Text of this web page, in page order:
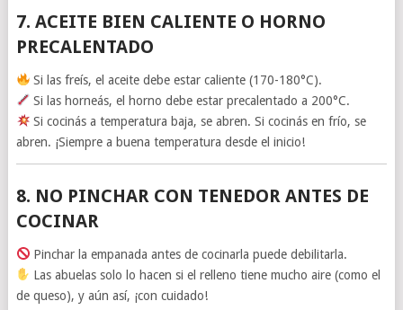
7. ACEITE BIEN CALIENTE O HORNO
PRECALENTADO
Si las freís, el aceite debe estar caliente (170-180°C).
Si las horneás, el horno debe estar precalentado a 200°C.
Si cocinás a temperatura baja, se abren. Si cocinás en frío, se
abren. ¡Siempre a buena temperatura desde el inicio!
8. NO PINCHAR CON TENEDOR ANTES DE
COCINAR
Pinchar la empanada antes de cocinarla puede debilitarla.
Las abuelas solo lo hacen si el relleno tiene mucho aire (como el
de queso), y aún así, ¡con cuidado!